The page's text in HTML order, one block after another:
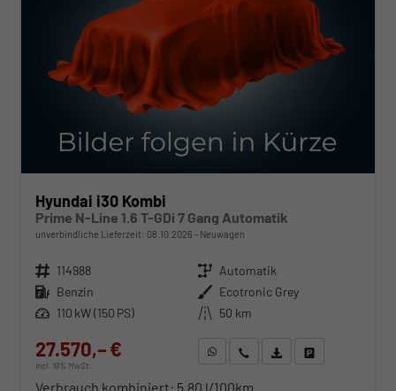
Hyundai i30 Kombi
Prime N-Line 1.6 T-GDi 7 Gang Automatik
unverbindliche Lieferzeit: 08.10.2026 Neuwagen
Fahrzeugnr. 114988 Getriebe Automatik
Kraftstoff Benzin Außenfarbe Ecotronic Grey
Leistung 110 kW (150 PS) Kilometerstand 50 km
27.570,– €
incl. 19% MwSt.
WhatsApp anfragen
Wir rufen Sie anFahrzeugexposé (PDF)
Verbrauch kombiniert: 5,80 l/100km